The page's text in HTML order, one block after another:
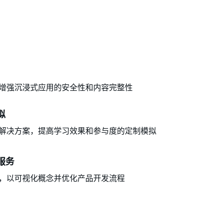
决方案，提高学习效果和参与度的定制模拟
务
以可视化概念并优化产品开发流程
强沉浸式应用的安全性和内容完整性